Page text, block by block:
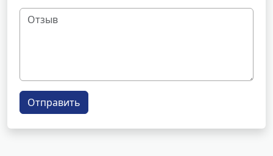
Отправить